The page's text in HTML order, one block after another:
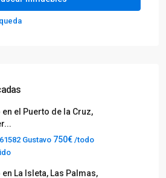
en el Puerto de la Cruz,
Gustavo 750€ /todo
en La Isleta, Las Palmas,